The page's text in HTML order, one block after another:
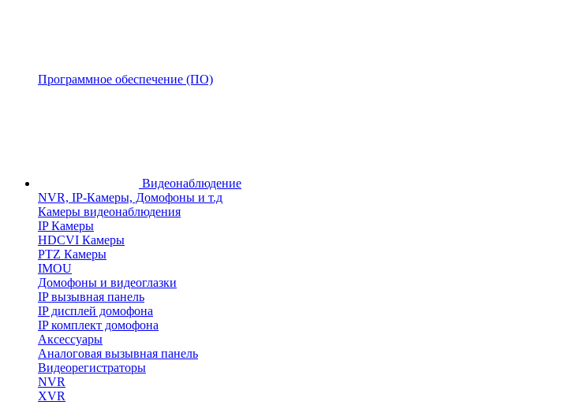
Программное обеспечение (ПО)
Видеонаблюдение
NVR, IP-Камеры, Домофоны и т.д
Камеры видеонаблюдения
IP Камеры
HDCVI Камеры
PTZ Камеры
IMOU
Домофоны и видеоглазки
IP вызывная панель
IP дисплей домофона
IP комплект домофона
Аксессуары
Аналоговая вызывная панель
Видеорегистраторы
NVR
XVR